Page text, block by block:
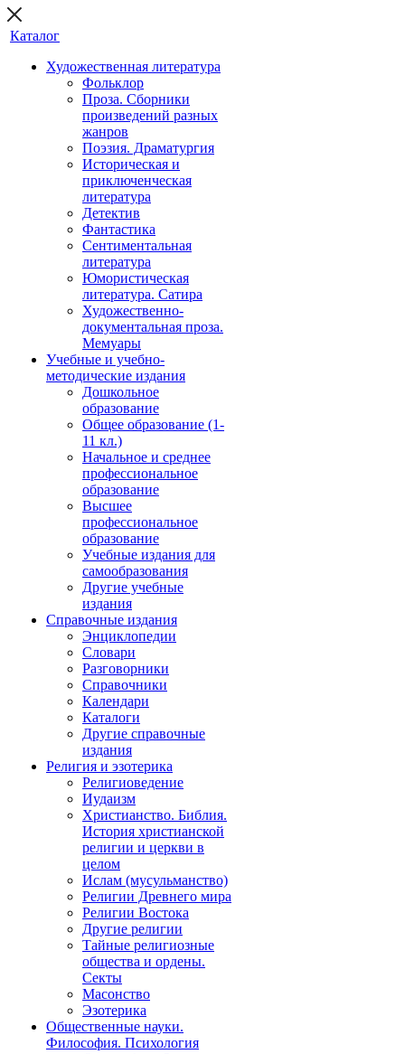
Каталог
Художественная литература
Фольклор
Проза. Сборники
произведений разных
жанров
Поэзия. Драматургия
Историческая и
приключенческая
литература
Детектив
Фантастика
Сентиментальная
литература
Юмористическая
литература. Сатира
Художественно-
документальная проза.
Мемуары
Учебные и учебно-
методические издания
Дошкольное
образование
Общее образование (1-
11 кл.)
Начальное и среднее
профессиональное
образование
Высшее
профессиональное
образование
Учебные издания для
самообразования
Другие учебные
издания
Справочные издания
Энциклопедии
Словари
Разговорники
Справочники
Календари
Каталоги
Другие справочные
издания
Религия и эзотерика
Религиоведение
Иудаизм
Христианство. Библия.
История христианской
религии и церкви в
целом
Ислам (мусульманство)
Религии Древнего мира
Религии Востока
Другие религии
Тайные религиозные
общества и ордены.
Секты
Масонство
Эзотерика
Общественные науки.
Философия. Психология